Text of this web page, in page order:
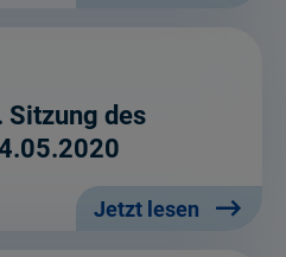
Sitzung des
Jetzt lesen